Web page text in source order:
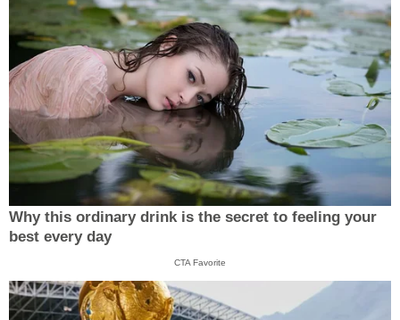
Why this ordinary drink is the secret to feeling your
best every day
CTA Favorite